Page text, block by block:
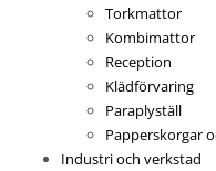
Torkmattor
Kombimattor
Reception
Klädförvaring
Paraplyställ
Papperskorgar
Industri och verkstad